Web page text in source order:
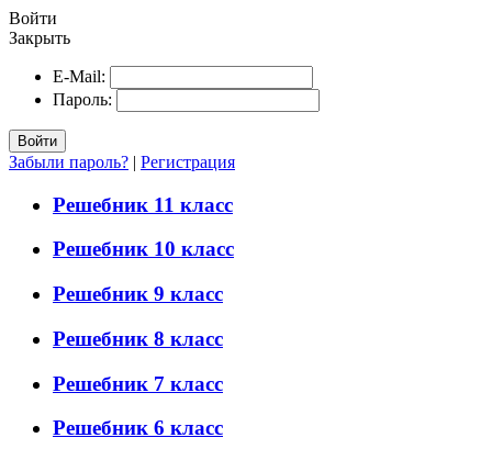
Войти
Закрыть
E-Mail:
Пароль:
Войти
Забыли пароль? | Регистрация
Решебник 11 класс
Решебник 10 класс
Решебник 9 класс
Решебник 8 класс
Решебник 7 класс
Решебник 6 класс